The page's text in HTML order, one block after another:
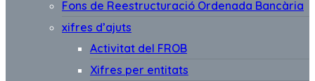
Fons de Reestructuració Ordenada Bancària
xifres d’ajuts
Activitat del FROB
Xifres per entitats